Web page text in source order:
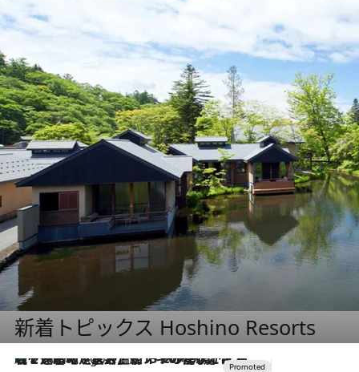
新着トピックス Hoshino Resorts
9 Hours Ago
【トンボの足水浴】ヒノキの香りに包まれて涼感マックス！約13℃の湧水かけ流しを避暑地「星野温泉 トンボの湯」で体験